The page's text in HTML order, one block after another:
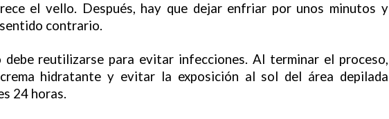
el vello. Después, hay que dejar enfriar por unos minutos y
contrario.
debe reutilizarse para evitar infecciones. Al terminar el proceso,
hidratante y evitar la exposición al sol del área depilada
24 horas.